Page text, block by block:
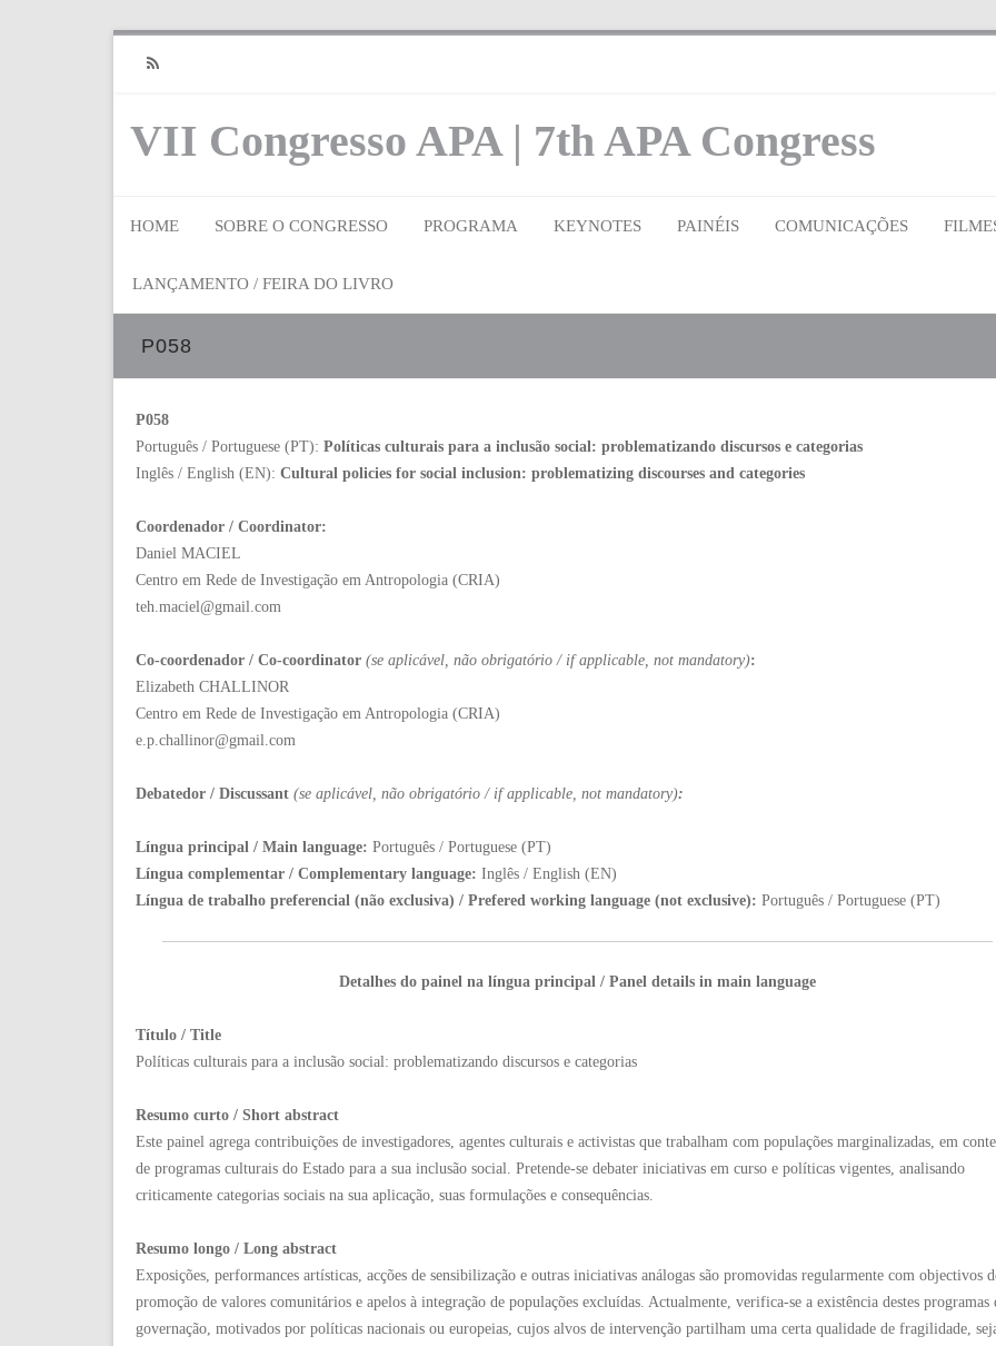
VII Congresso APA | 7th APA Congress
HOME SOBRE O CONGRESSO PROGRAMA KEYNOTES PAINÉIS COMUNICAÇÕES
LANÇAMENTO / FEIRA DO LIVRO
P058
P058
Português / Portuguese (PT): Políticas culturais para a inclusão social: problematizando discursos e categorias
Inglês / English (EN): Cultural policies for social inclusion: problematizing discourses and categories
Coordenador / Coordinator:
Daniel MACIEL
Centro em Rede de Investigação em Antropologia (CRIA)
teh.maciel@gmail.com
Co-coordenador / Co-coordinator (se aplicável, não obrigatório / if applicable, not mandatory):
Elizabeth CHALLINOR
Centro em Rede de Investigação em Antropologia (CRIA)
e.p.challinor@gmail.com
Debatedor / Discussant (se aplicável, não obrigatório / if applicable, not mandatory):
Língua principal / Main language: Português / Portuguese (PT)
Língua complementar / Complementary language: Inglês / English (EN)
Língua de trabalho preferencial (não exclusiva) / Prefered working language (not exclusive): Português / Portuguese (PT)
Detalhes do painel na língua principal / Panel details in main language
Título / Title
Políticas culturais para a inclusão social: problematizando discursos e categorias
Resumo curto / Short abstract
Este painel agrega contribuições de investigadores, agentes culturais e activistas que trabalham com populações marginalizadas, em
de programas culturais do Estado para a sua inclusão social. Pretende-se debater iniciativas em curso e políticas vigentes, analisando
criticamente categorias sociais na sua aplicação, suas formulações e consequências.
Resumo longo / Long abstract
Exposições, performances artísticas, acções de sensibilização e outras iniciativas análogas são promovidas regularmente com objectivos
promoção de valores comunitários e apelos à integração de populações excluídas. Actualmente, verifica-se a existência destes programas
governação, motivados por políticas nacionais ou europeias, cujos alvos de intervenção partilham uma certa qualidade de fragilidade,